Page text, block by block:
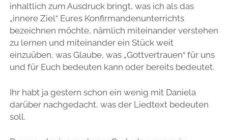
inhaltlich zum Ausdruck bringt, was ich als das
„innere Ziel“ Eures Konfirmandenunterrichts
bezeichnen möchte, nämlich miteinander verstehen
zu lernen und miteinander ein Stück weit
einzuüben, was Glaube, was „Gottvertrauen“ für uns
und für Euch bedeuten kann oder bereits bedeutet.
Ihr habt ja gestern schon ein wenig mit Daniela
darüber nachgedacht, was der Liedtext bedeuten
soll.